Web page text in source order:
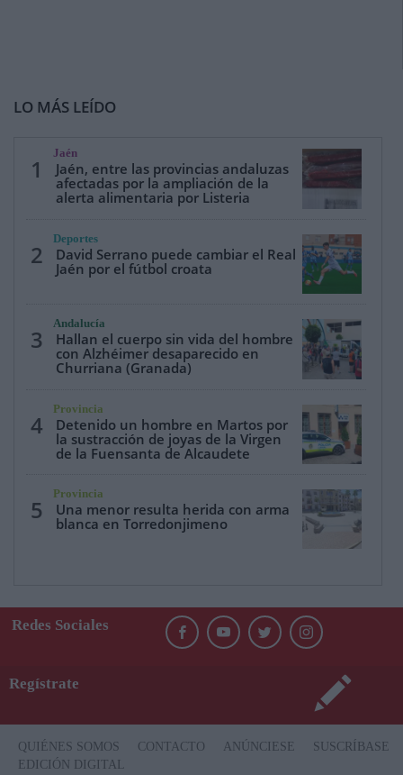
LO MÁS LEÍDO
1
Jaén
Jaén, entre las provincias andaluzas
afectadas por la ampliación de la
alerta alimentaria por Listeria
2
Deportes
David Serrano puede cambiar el Real
Jaén por el fútbol croata
3
Andalucía
Hallan el cuerpo sin vida del hombre
con Alzhéimer desaparecido en
Churriana (Granada)
4
Provincia
Detenido un hombre en Martos por
la sustracción de joyas de la Virgen
de la Fuensanta de Alcaudete
5
Provincia
Una menor resulta herida con arma
blanca en Torredonjimeno
Redes Sociales
Regístrate
QUIÉNES SOMOS CONTACTO ANÚNCIESE
SUSCRÍBASE
EDICIÓN DIGITAL